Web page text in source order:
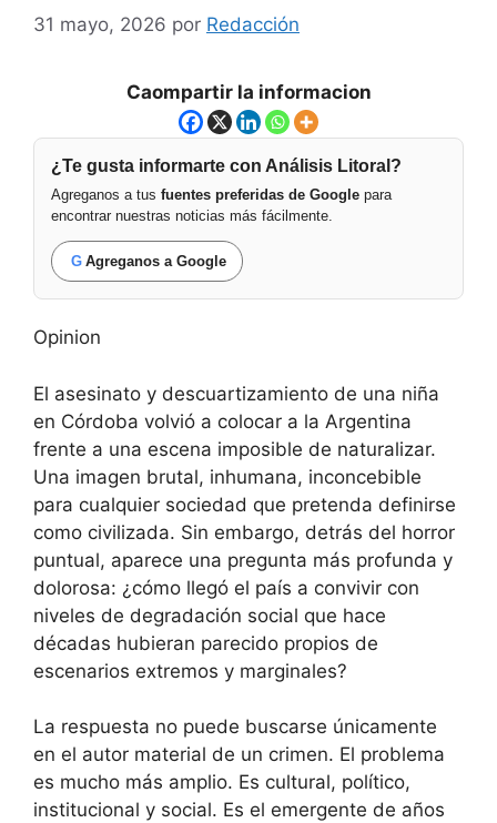
31 mayo, 2026 por Redacción
Caompartir la informacion
¿Te gusta informarte con Análisis Litoral?
Agreganos a tus fuentes preferidas de Google para
encontrar nuestras noticias más fácilmente.
G Agreganos a Google
Opinion
El asesinato y descuartizamiento de una niña
en Córdoba volvió a colocar a la Argentina
frente a una escena imposible de naturalizar.
Una imagen brutal, inhumana, inconcebible
para cualquier sociedad que pretenda definirse
como civilizada. Sin embargo, detrás del horror
puntual, aparece una pregunta más profunda y
dolorosa: ¿cómo llegó el país a convivir con
niveles de degradación social que hace
décadas hubieran parecido propios de
escenarios extremos y marginales?
La respuesta no puede buscarse únicamente
en el autor material de un crimen. El problema
es mucho más amplio. Es cultural, político,
institucional y social. Es el emergente de años